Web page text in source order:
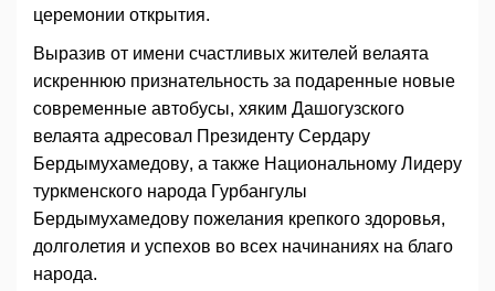
церемонии открытия.
Выразив от имени счастливых жителей велаята
искреннюю признательность за подаренные новые
современные автобусы, хяким Дашогузского
велаята адресовал Президенту Сердару
Бердымухамедову, а также Национальному Лидеру
туркменского народа Гурбангулы
Бердымухамедову пожелания крепкого здоровья,
долголетия и успехов во всех начинаниях на благо
народа.